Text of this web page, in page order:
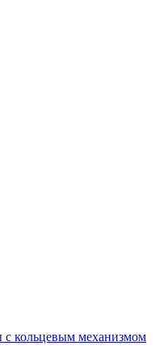
кольцевым механизмом